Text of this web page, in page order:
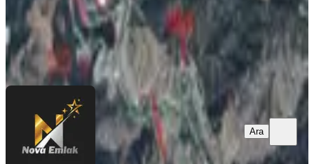
NOVA EMLAKYAKUP KARA
Ara
Ara